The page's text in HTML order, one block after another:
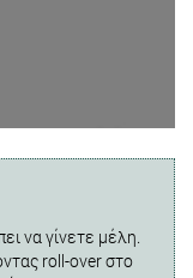
να γίνετε μέλη.
roll-over στο